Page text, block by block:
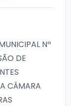
Nº
DE
CÂMARA